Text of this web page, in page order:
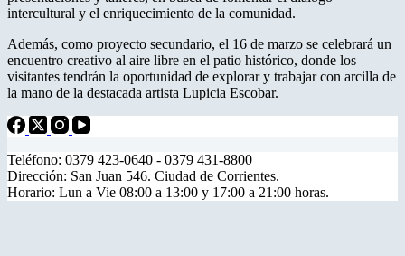
intercultural y el enriquecimiento de la comunidad.
Además, como proyecto secundario, el 16 de marzo se celebrará un
encuentro creativo al aire libre en el patio histórico, donde los
visitantes tendrán la oportunidad de explorar y trabajar con arcilla de
la mano de la destacada artista Lupicia Escobar.
Teléfono: 0379 423-0640 - 0379 431-8800
Dirección: San Juan 546. Ciudad de Corrientes.
Horario: Lun a Vie 08:00 a 13:00 y 17:00 a 21:00 horas.